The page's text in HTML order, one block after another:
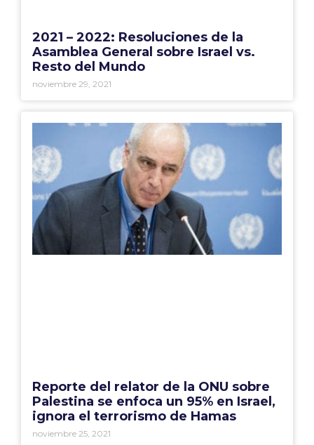
2021 – 2022: Resoluciones de la
Asamblea General sobre Israel vs.
Resto del Mundo
noviembre 29, 2021
Reporte del relator de la ONU sobre
Palestina se enfoca un 95% en Israel,
ignora el terrorismo de Hamas
noviembre 25, 2021